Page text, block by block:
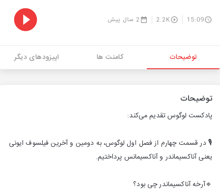
15:09
2.2K 2 سال پیش
توضیحات کامنت ها اپیزودهای دیگر
توضیحات
پادکست لوگوس تقدیم می‌کند:
🎙 در قسمت چهارم از فصل اول لوگوس، به دومین و آخرین فیلسوف ایونی
یعنی آناکسیماندر و آناکسیمانس پرداختیم.
🔹آرخه آناکسیماندر چی بود؟